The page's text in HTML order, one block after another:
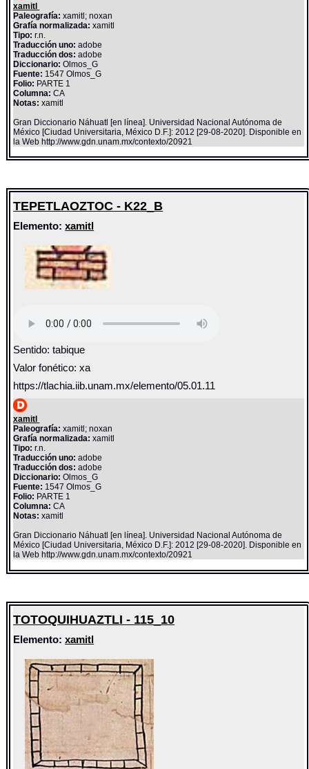
xamitl
Paleografía: xamitl; noxan
Grafía normalizada: xamitl
Tipo: r.n.
Traducción uno: adobe
Traducción dos: adobe
Diccionario:Olmos_G
Fuente: 1547 Olmos_G
Folio: PARTE 1
Columna: CA
Notas: xamitl
Gran Diccionario Náhuatl [en línea]. Universidad Nacional Autónoma de
México [Ciudad Universitaria, México D.F.]: 2012 [29-08-2020]. Disponible en
la Web http://www.gdn.unam.mx/contexto/20921
TEPETLAOZTOC - K22_B
Elemento:xamitl
Sentido: tabique
Valor fonético: xa
https://tlachia.iib.unam.mx/elemento/05.01.11
xamitl
Paleografía: xamitl; noxan
Grafía normalizada: xamitl
Tipo: r.n.
Traducción uno: adobe
Traducción dos: adobe
Diccionario:Olmos_G
Fuente: 1547 Olmos_G
Folio: PARTE 1
Columna: CA
Notas: xamitl
Gran Diccionario Náhuatl [en línea]. Universidad Nacional Autónoma de
México [Ciudad Universitaria, México D.F.]: 2012 [29-08-2020]. Disponible en
la Web http://www.gdn.unam.mx/contexto/20921
TOTOQUIHUAZTLI - 115_10
Elemento:xamitl